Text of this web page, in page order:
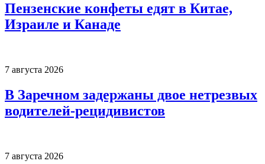
Пензенские конфеты едят в Китае,
Израиле и Канаде
7 августа 2026
В Заречном задержаны двое нетрезвых
водителей-рецидивистов
7 августа 2026